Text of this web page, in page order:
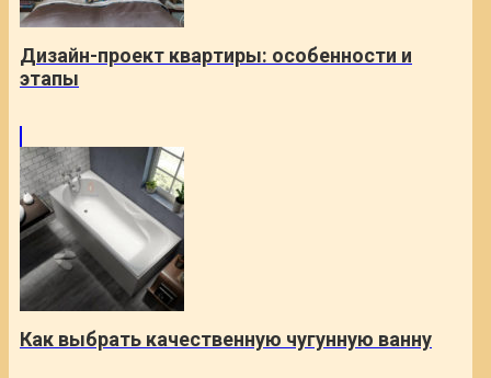
Дизайн-проект квартиры: особенности и
этапы
Как выбрать качественную чугунную ванну